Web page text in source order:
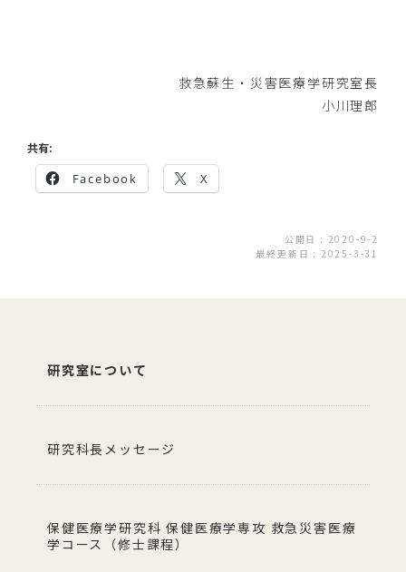
救急蘇生・災害医療学研究室長
小川理郎
共有:
Facebook X
公開日 : 2020-9-2
最終更新日 : 2025-3-31
研究室について
研究科長メッセージ
保健医療学研究科 保健医療学専攻 救急災害医療
学コース（修士課程）